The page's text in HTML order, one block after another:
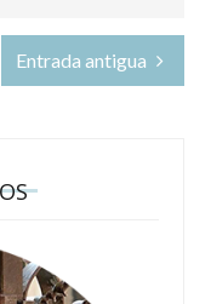
Entrada antigua